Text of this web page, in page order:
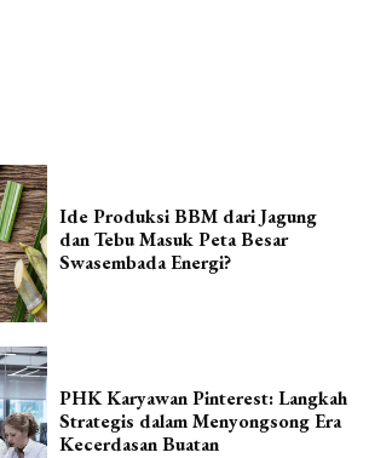
Ide Produksi BBM dari Jagung
dan Tebu Masuk Peta Besar
Swasembada Energi?
PHK Karyawan Pinterest: Langkah
Strategis dalam Menyongsong Era
Kecerdasan Buatan